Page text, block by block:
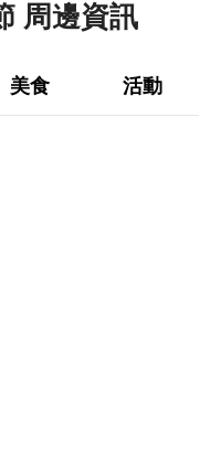
周邊資訊
美食 活動